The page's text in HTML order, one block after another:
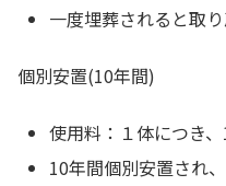
一度埋葬されると取り
個別安置(10年間)
使用料：１体につき
10年間個別安置され